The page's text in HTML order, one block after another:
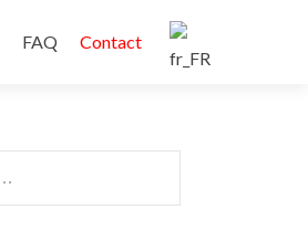
FAQ Contact